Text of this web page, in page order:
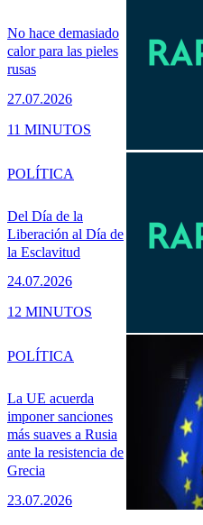
No hace demasiado
calor para las pieles
rusas
27.07.2026
11 MINUTOS
Del Día de la
Liberación al Día de
la Esclavitud
24.07.2026
POLÍTICA
12 MINUTOS
La UE acuerda
imponer sanciones
más suaves a Rusia
ante la resistencia de
Grecia
23.07.2026
POLÍTICA